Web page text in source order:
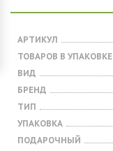
АРТИКУЛ
ТОВАРОВ В УПАКОВКЕ
ВИД
БРЕНД
ТИП
УПАКОВКА
ПОДАРОЧНЫЙ